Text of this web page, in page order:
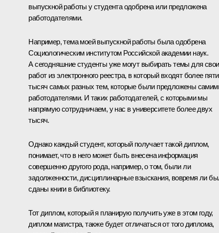
выпускной работы у студента одобрена или предложена
работодателями.
Например, тема моей выпускной работы была одобрена
Социологическим институтом Российской академии наук.
А сегодняшние студенты уже могут выбирать темы для
работ из электронного реестра, в который входят более пяти
тысяч самых разных тем, которые были предложены
работодателями. И таких работодателей, с которыми мы
напрямую сотрудничаем, у нас в университете более двух
тысяч.
Однако каждый студент, который получает такой диплом,
понимает, что в него может быть внесена информация
совершенно другого рода, например, о том, были ли
задолженности, дисциплинарные взыскания, вовремя ли
сданы книги в библиотеку.
Тот диплом, который я планирую получить уже в этом году,
диплом магистра, также будет отличаться от того диплома,